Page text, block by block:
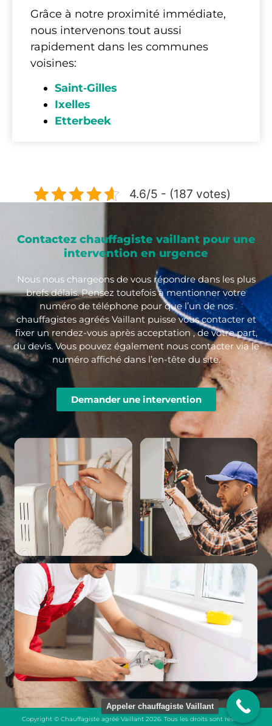
Grâce à notre proximité immédiate,
nous intervenons tout aussi
rapidement dans les communes
voisines:
Saint‑Gilles
Ixelles
Etterbeek
4.6/5 - (187 votes)
Contactez chauffagiste vaillant pour une
intervention en urgence
Nous nous chargeons de vous répondre dans les plus
brefs délais. Pensez toutefois à mentionner votre
numéro de téléphone pour que l’un de nos
chauffagistes agréés Vaillant puisse vous contacter et
fixer un rendez-vous après acceptation , de votre part,
du devis. Vous pouvez également nous contacter via le
numéro affiché dans l’en-tête du site.
Demander une intervention
Copyright © Chauffagiste agréé Vaillant 2026. Tous les droits sont réservés.
Appeler chauffagiste Vaillant